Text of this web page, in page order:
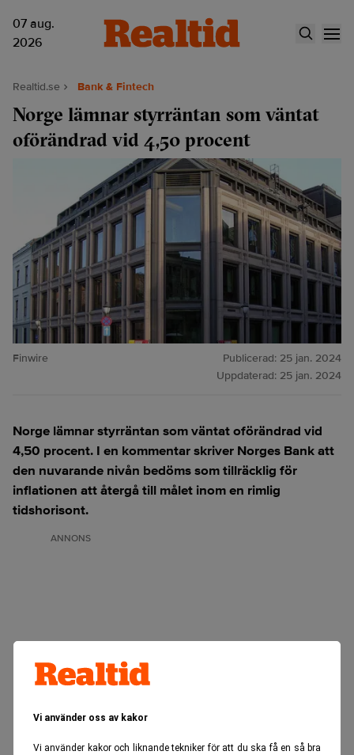
Vi använder oss av kakor
Vi använder kakor och liknande tekniker för att du ska få en så bra
07 aug.
2026
Realtid.se Bank & Fintech
Norge lämnar styrräntan som väntat
oförändrad vid 4,50 procent
Finwire Publicerad: 25 jan. 2024
Uppdaterad: 25 jan. 2024
Norge lämnar styrräntan som väntat oförändrad vid
4,50 procent. I en kommentar skriver Norges Bank att
den nuvarande nivån bedöms som tillräcklig för
inflationen att återgå till målet inom en rimlig
tidshorisont.
ANNONS